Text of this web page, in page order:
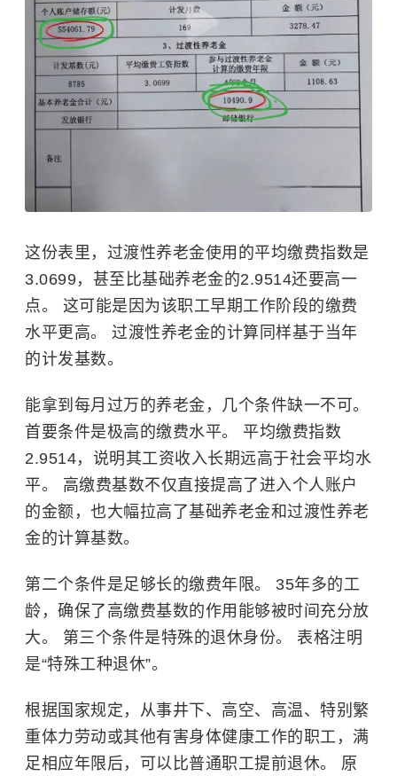
这份表里，过渡性养老金使用的平均缴费指数是
3.0699，甚至比基础养老金的2.9514还要高一
点。 这可能是因为该职工早期工作阶段的缴费
水平更高。 过渡性养老金的计算同样基于当年
的计发基数。
能拿到每月过万的养老金，几个条件缺一不可。
首要条件是极高的缴费水平。 平均缴费指数
2.9514，说明其工资收入长期远高于社会平均水
平。 高缴费基数不仅直接提高了进入个人账户
的金额，也大幅拉高了基础养老金和过渡性养老
金的计算基数。
第二个条件是足够长的缴费年限。 35年多的工
龄，确保了高缴费基数的作用能够被时间充分放
大。 第三个条件是特殊的退休身份。 表格注明
是“特殊工种退休”。
根据国家规定，从事井下、高空、高温、特别繁
重体力劳动或其他有害身体健康工作的职工，满
足相应年限后，可以比普通职工提前退休。 原